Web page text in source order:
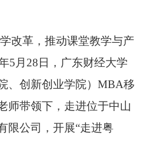
改革，推动课堂教学与产
5月28日，广东财经大学
、创新创业学院） MBA移
师带领下，走进位于中山
限公司，开展“走进粤